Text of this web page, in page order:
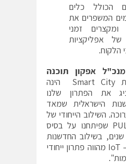
הכולל כלים
המשפרים את
ומקצרים זמני
של אפליקציות
הלקוח.
מנכ"ל אפקון תוכנה
אומר: "תערוכת Smart City הינה
את הפתרון שלנו
הישראלית שמאד
השילוב הייחודי של
תוכנת ה- PULSE שפיתחנו על בסיס
שנים, בשילוב החדשנות
שלנו בשו"ב ל – IoT מהווה פתרון ייחודי